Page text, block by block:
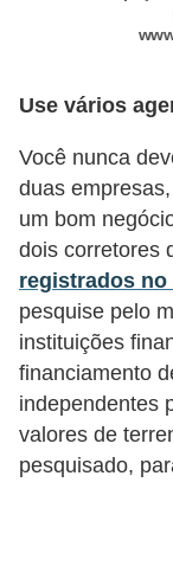
Use vários
Você nunca
duas
um bom
dois corretores
registrados no
pesquise pelo
instituições
financiamento
independentes
valores de
pesquisado,
o
E
d
u
c
a
ç
ã
o
f
i